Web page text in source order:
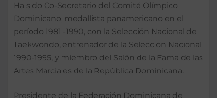
Ha sido Co-Secretario del Comité Olímpico
Dominicano, medallista panamericano en el
período 1981 -1990, con la Selección Nacional de
Taekwondo, entrenador de la Selección Nacional
1990-1995, y miembro del Salón de la Fama de las
Artes Marciales de la República Dominicana.
Presidente de la Federación Dominicana de